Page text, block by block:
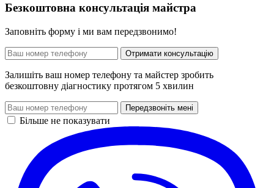
Безкоштовна консультація майстра
Заповніть форму і ми вам передзвонимо!
Отримати консультацію
Залишіть ваш номер телефону та майстер зробить
безкоштовну діагностику протягом 5 хвилин
Передзвоніть мені
Більше не показувати